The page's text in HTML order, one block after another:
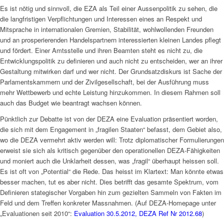
Es ist nötig und sinnvoll, die EZA als Teil einer Aussenpolitik zu sehen, die
die langfristigen Verpflichtungen und Interessen eines an Respekt und
Mitsprache in internationalen Gremien, Stabilität, wohlwollenden Freunden
und an prosperierenden Handelspartnern interessierten kleinen Landes pflegt
und fördert. Einer Amtsstelle und ihren Beamten steht es nicht zu, die
Entwicklungspolitik zu definieren und auch nicht zu entscheiden, wer an ihrer
Gestaltung mitwirken darf und wer nicht. Der Grundsatzdiskurs ist Sache der
Parlamentskammern und der Zivilgesellschaft, bei der Ausführung muss
mehr Wettbewerb und echte Leistung hinzukommen. In diesem Rahmen soll
auch das Budget wie beantragt wachsen können.
Pünktlich zur Debatte ist von der DEZA eine Evaluation präsentiert worden,
die sich mit dem Engagement in „fragilen Staaten“ befasst, dem Gebiet also,
wo die DEZA vermehrt aktiv werden will: Trotz diplomatischer Formulierungen
erweist sie sich als kritisch gegenüber den operationellen DEZA-Fähigkeiten
und moniert auch die Unklarheit dessen, was „fragil“ überhaupt heissen soll.
Es ist oft von „Potential“ die Rede. Das heisst im Klartext: Man könnte etwas
besser machen, tut es aber nicht. Dies betrifft das gesamte Spektrum, vom
Definieren stategischer Vorgaben hin zum gezielten Sammeln von Fakten im
Feld und dem Treffen konkreter Massnahmen. (Auf DEZA-Homepage unter
„Evaluationen seit 2010“: Evaluation 30.5.2012, DEZA Ref Nr 2012.68)